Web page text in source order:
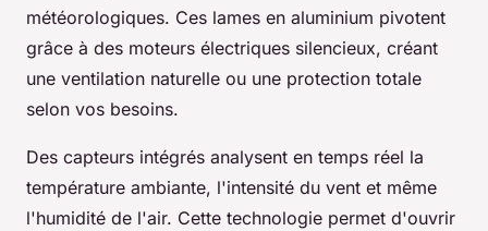
météorologiques. Ces lames en aluminium pivotent
grâce à des moteurs électriques silencieux, créant
une ventilation naturelle ou une protection totale
selon vos besoins.
Des capteurs intégrés analysent en temps réel la
température ambiante, l'intensité du vent et même
l'humidité de l'air. Cette technologie permet d'ouvrir